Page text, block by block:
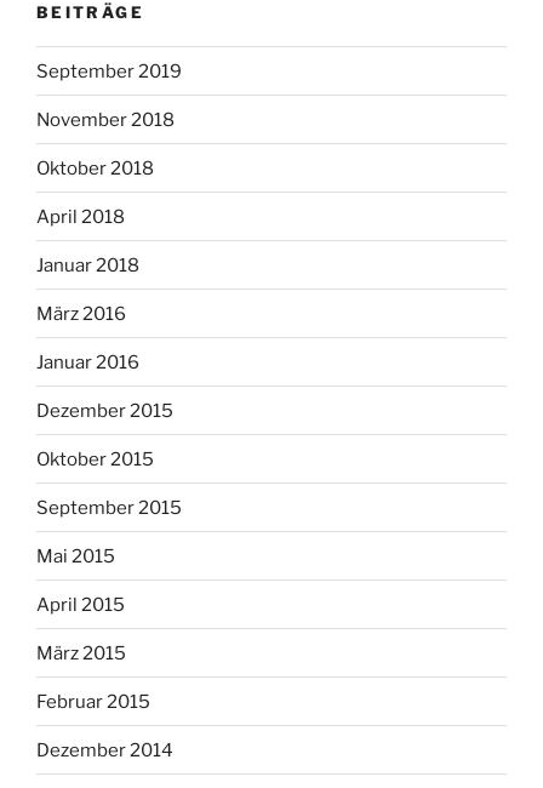
BEITRÄGE
September 2019
November 2018
Oktober 2018
April 2018
Januar 2018
März 2016
Januar 2016
Dezember 2015
Oktober 2015
September 2015
Mai 2015
April 2015
März 2015
Februar 2015
Dezember 2014